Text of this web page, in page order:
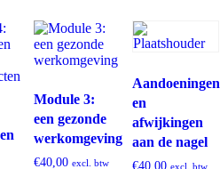
Module 3:
een gezonde
werkomgeving
€40,00 excl. btw
Aandoeningen
en
afwijkingen
aan de nagel
€40,00 excl. btw